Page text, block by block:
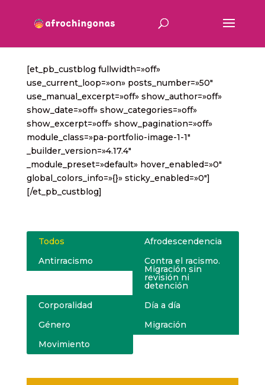
[et_pb_custblog fullwidth=»off»
use_current_loop=»on» posts_number=»50″
use_manual_excerpt=»off» show_author=»off»
show_date=»off» show_categories=»off»
show_excerpt=»off» show_pagination=»off»
module_class=»pa-portfolio-image-1-1″
_builder_version=»4.17.4″
_module_preset=»default» hover_enabled=»0″
global_colors_info=»{}» sticky_enabled=»0″]
[/et_pb_custblog]
Todos
Afrodescendencia
Antirracismo
Contra el racismo.
Migración sin
revisión ni
detención
Corporalidad
Día a día
Género
Migración
Movimiento